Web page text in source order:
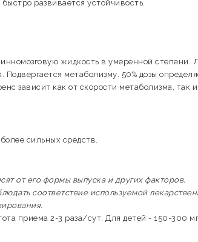
развивается устойчивость.
жидкость в умеренной степени.
метаболизму. 50% дозы
зависит как от скорости метаболизма, так и
сильных средств.
от его формы выпуска и других факторов.
соответствие используемой
приема 2-3 раза/сут. Для детей - 150-300